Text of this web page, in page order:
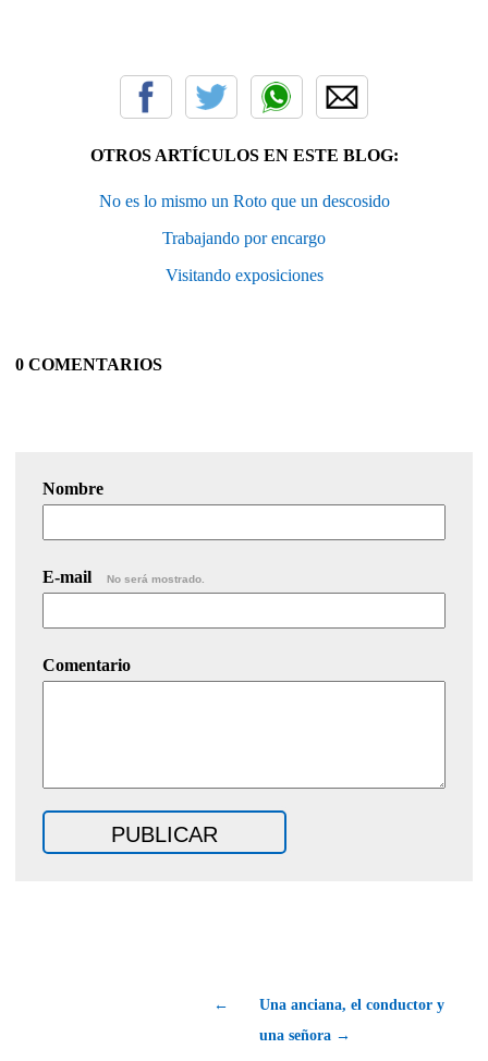
OTROS ARTÍCULOS EN ESTE BLOG:
No es lo mismo un Roto que un descosido
Trabajando por encargo
Visitando exposiciones
0 COMENTARIOS
Nombre
E-mail No será mostrado.
Comentario
←
Una anciana, el conductor y
una señora →